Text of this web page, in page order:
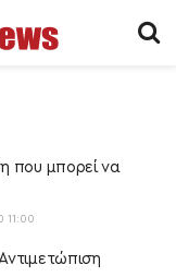
που μπορεί να
11:00